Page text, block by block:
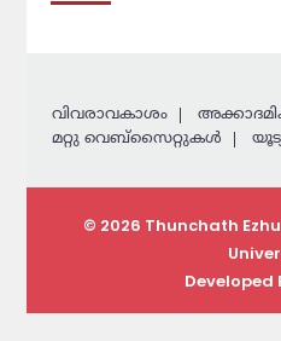
വിവരാവകാശം
മറ്റു വെബ്സൈറ്റുകള്‍
© 2026 Thunchath
Developed